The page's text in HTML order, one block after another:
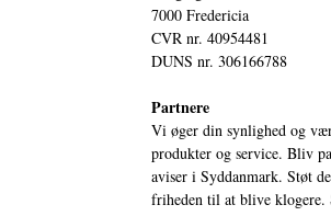
7000 Fredericia
CVR nr. 40954481
DUNS nr. 306166788
Partnere
Vi øger din synlighed og
produkter og service. Bliv
aviser i Syddanmark. Støt
friheden til at blive klogere.